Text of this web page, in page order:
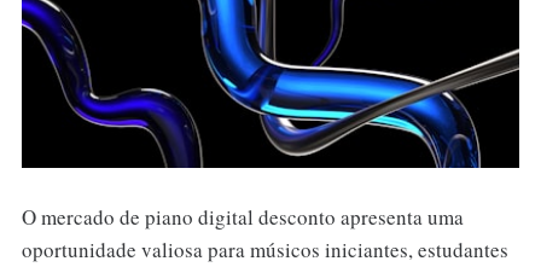
O mercado de piano digital desconto apresenta uma
oportunidade valiosa para músicos iniciantes, estudantes